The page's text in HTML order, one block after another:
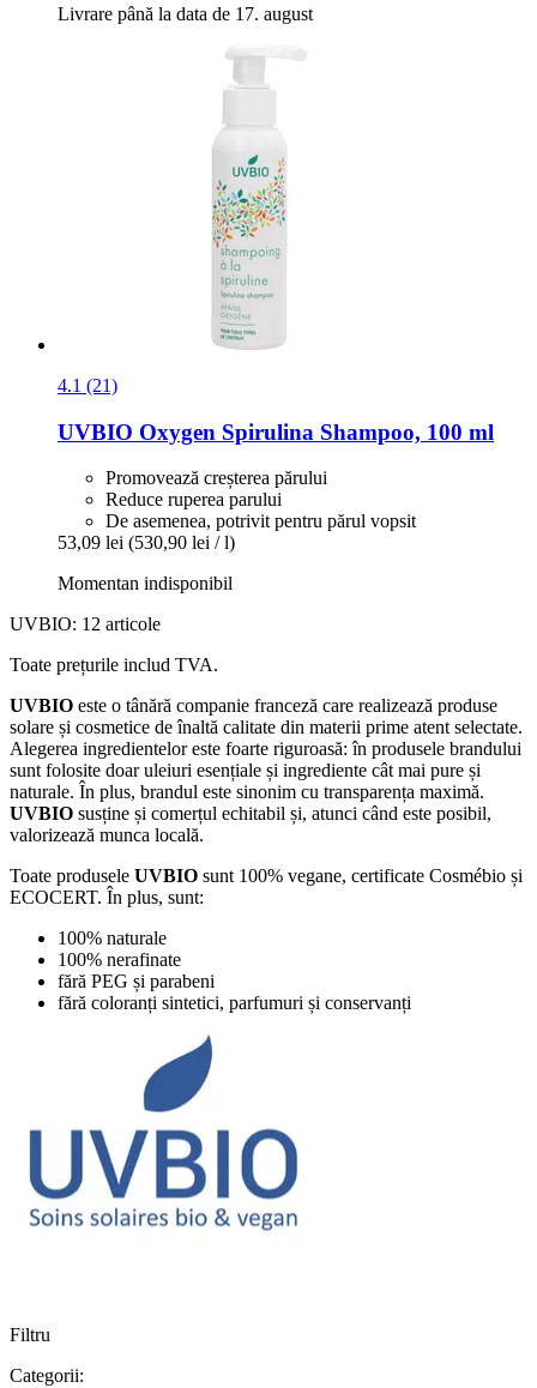
Livrare până la data de 17. august
4.1 (21)
UVBIO Oxygen Spirulina Shampoo, 100 ml
Promovează creșterea părului
Reduce ruperea parului
De asemenea, potrivit pentru părul vopsit
53,09 lei (530,90 lei / l)
Momentan indisponibil
UVBIO: 12 articole
Toate prețurile includ TVA.
UVBIO este o tânără companie franceză care realizează produse
solare și cosmetice de înaltă calitate din materii prime atent selectate.
Alegerea ingredientelor este foarte riguroasă: în produsele brandului
sunt folosite doar uleiuri esențiale și ingrediente cât mai pure și
naturale. În plus, brandul este sinonim cu transparența maximă.
UVBIO susține și comerțul echitabil și, atunci când este posibil,
valorizează munca locală.
Toate produsele UVBIO sunt 100% vegane, certificate Cosmébio și
ECOCERT. În plus, sunt:
100% naturale
100% nerafinate
fără PEG și parabeni
fără coloranți sintetici, parfumuri și conservanți
Filtru
Categorii: